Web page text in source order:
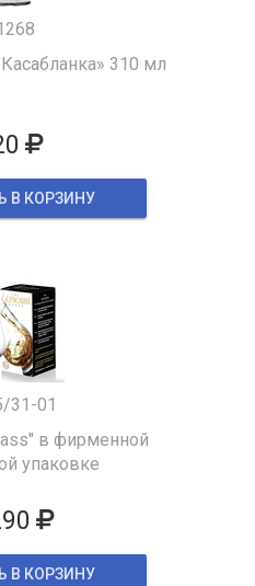
310 мл
В КОРЗИНУ
31-01
в фирменной
упаковке
В КОРЗИНУ